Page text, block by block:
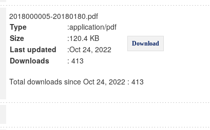
2018000005-20180180.pdf
Type
:application/pdf
Download
Size
:120.4 KB
Last updated
:Oct 24, 2022
Downloads
: 413
Total downloads since Oct 24, 2022 : 413